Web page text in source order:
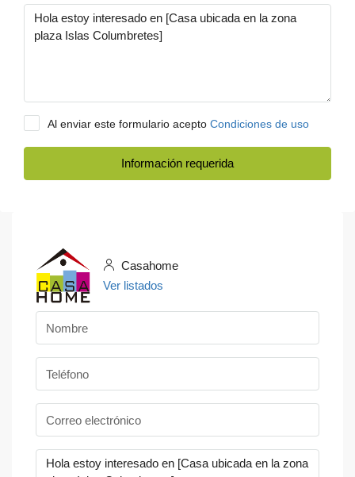
Al enviar este formulario acepto Condiciones de uso
Información requerida
Casahome
Ver listados